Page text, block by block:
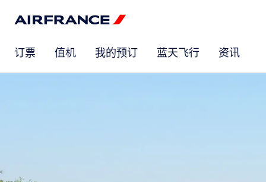
订票 值机 我的预订 蓝天飞行 资讯